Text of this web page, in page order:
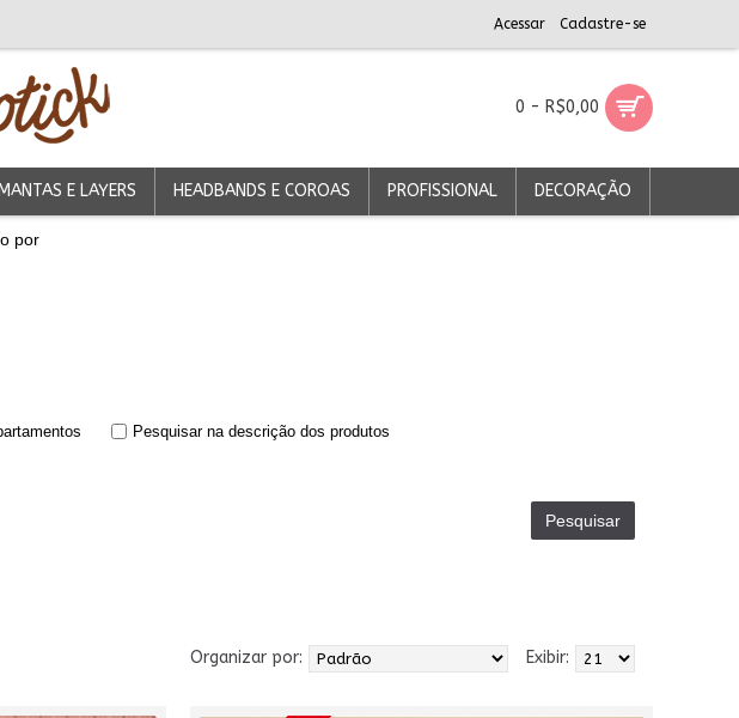
Acessar Cadastre-se
0 - R$0,00
MANTAS E LAYERS HEADBANDS E COROAS PROFISSIONAL DECORAÇÃO
por
Pesquisar na descrição dos produtos
Exibir:
Organizar por: